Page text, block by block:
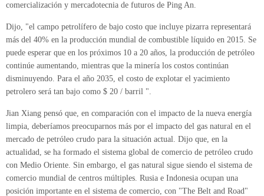
comercialización y mercadotecnia de futuros de Ping An.
Dijo, "el campo petrolífero de bajo costo que incluye pizarra representará
más del 40% en la producción mundial de combustible líquido en 2015. Se
puede esperar que en los próximos 10 a 20 años, la producción de petróleo
continúe aumentando, mientras que la minería los costos continúan
disminuyendo. Para el año 2035, el costo de explotar el yacimiento
petrolero será tan bajo como $ 20 / barril ".
Jian Xiang pensó que, en comparación con el impacto de la nueva energía
limpia, deberíamos preocuparnos más por el impacto del gas natural en el
mercado de petróleo crudo para la situación actual. Dijo que, en la
actualidad, se ha formado el sistema global de comercio de petróleo crudo
con Medio Oriente. Sin embargo, el gas natural sigue siendo el sistema de
comercio mundial de centros múltiples. Rusia e Indonesia ocupan una
posición importante en el sistema de comercio, con "The Belt and Road"